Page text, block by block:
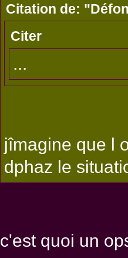
Citation de:
Citer
...
jîmagine que l
dphaz le
c'est quoi un